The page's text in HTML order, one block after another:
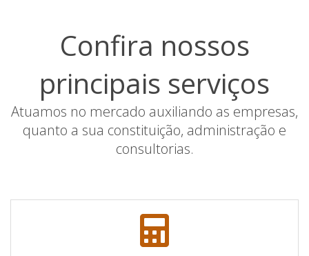
Confira nossos
principais serviços
Atuamos no mercado auxiliando as empresas,
quanto a sua constituição, administração e
consultorias.